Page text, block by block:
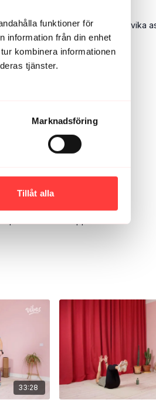
funktioner för
information från din enhet
kombinera informationen
tjänster.
Marknadsföring
Tillåt alla
foglossning där man ska undvika
utifrån hur kroppen känns
33:28